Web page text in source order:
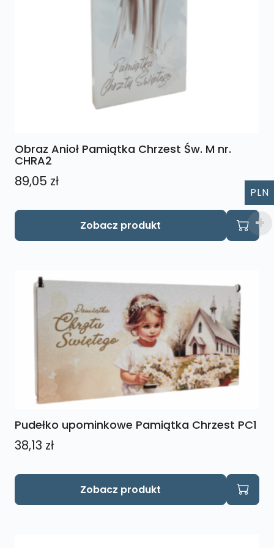
Obraz Anioł Pamiątka Chrzest Św. M nr.
CHRA2
89,05 zł
Zobacz produkt
Pudełko upominkowe Pamiątka Chrzest PC1
38,13 zł
Zobacz produkt
Ten
PLN